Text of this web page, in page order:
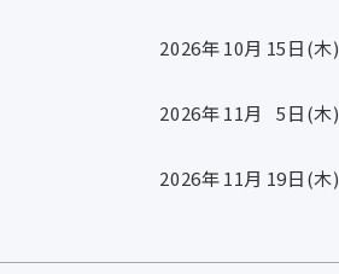
2026年10月 15日(木)
2026年11月 5日(木)
2026年11月 19日(木)